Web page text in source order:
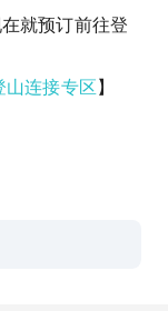
就预订前往登
山连接专区】